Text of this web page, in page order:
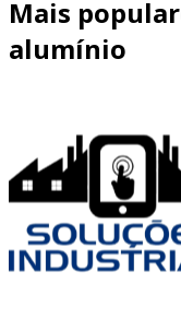
Mais
alumínio